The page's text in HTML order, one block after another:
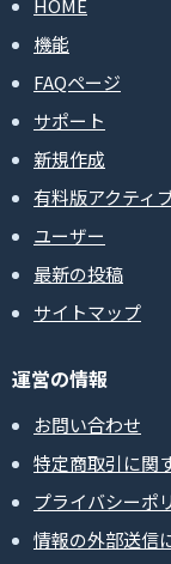
HOME
機能
FAQページ
サポート
新規作成
有料版アクティ
ユーザー
最新の投稿
サイトマップ
運営の情報
お問い合わせ
特定商取引に関
プライバシーポ
情報の外部送信